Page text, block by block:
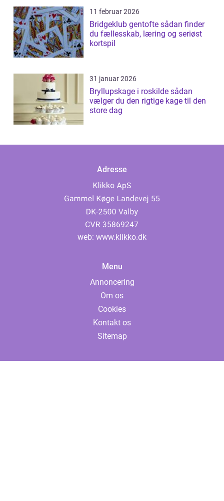
11 februar 2026
Bridgeklub gentofte sådan finder
du fællesskab, læring og seriøst
kortspil
31 januar 2026
Bryllupskage i roskilde sådan
vælger du den rigtige kage til den
store dag
Adresse
web: www.klikko.dk
Menu
Annoncering
Om os
Cookies
Kontakt os
Sitemap